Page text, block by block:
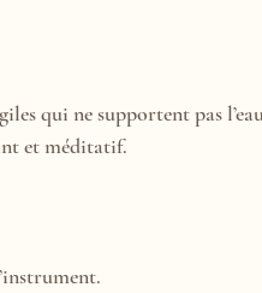
qui ne supportent pas
et méditatif.